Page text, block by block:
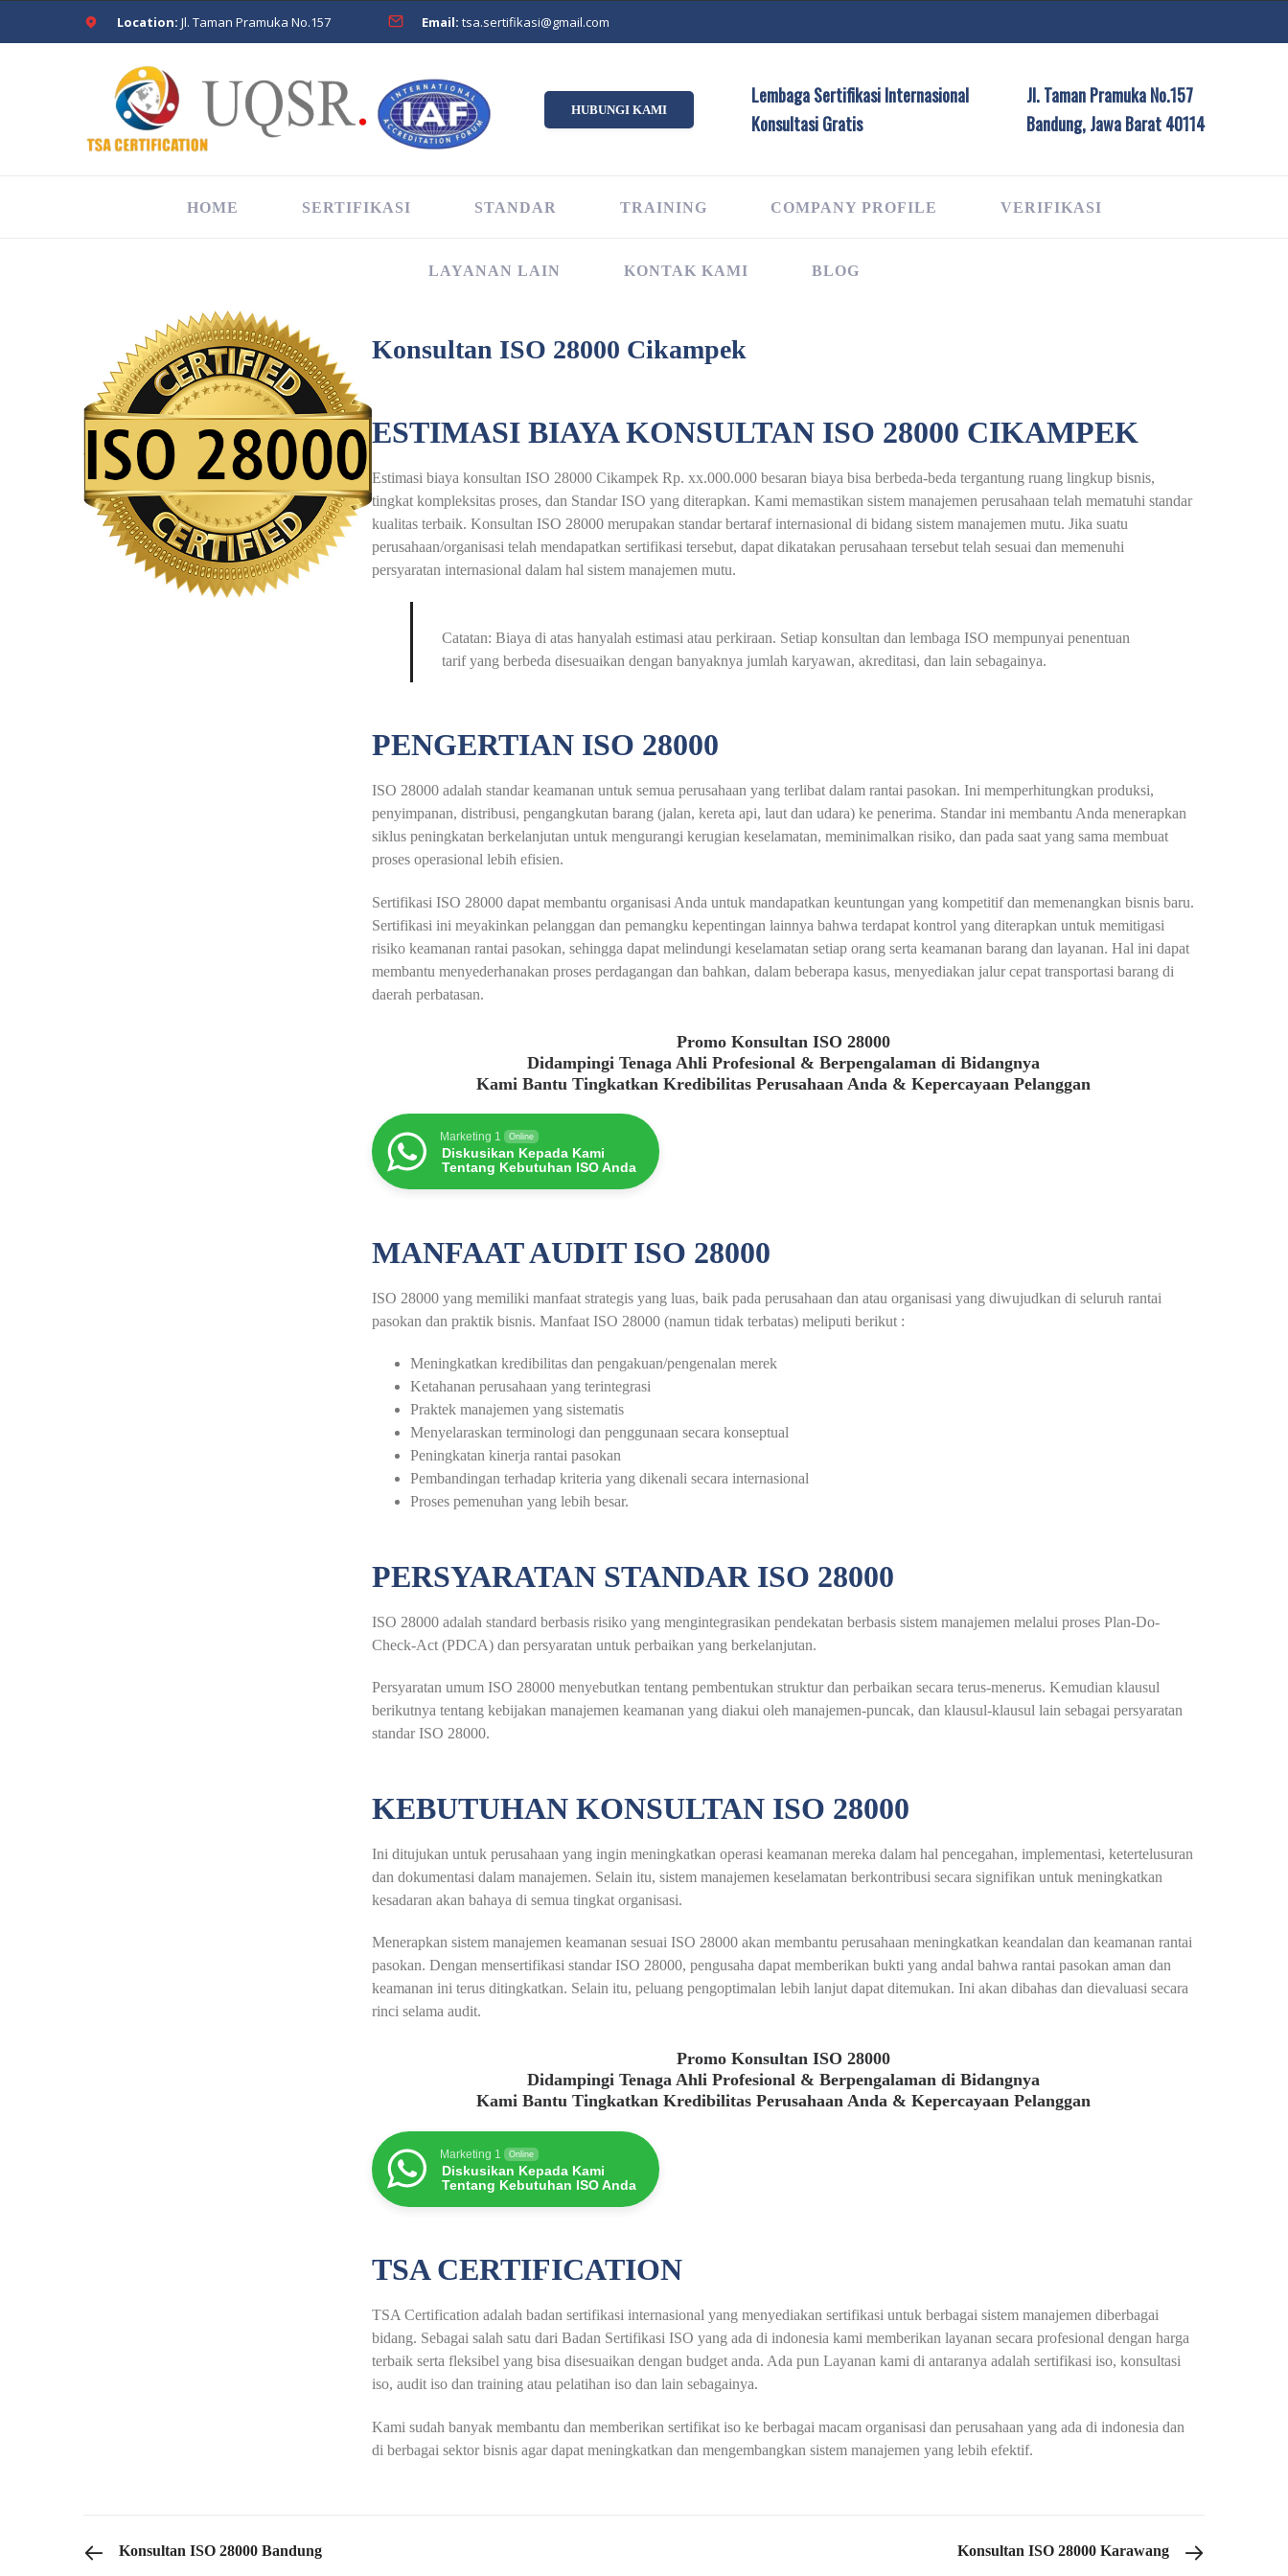
Location: Jl. Taman Pramuka No.157 Email: tsa.sertifikasi@gmail.com
HUBUNGI KAMI
Lembaga Sertifikasi Internasional
Konsultasi Gratis
Jl. Taman Pramuka No.157
Bandung, Jawa Barat 40114
HOME SERTIFIKASI STANDAR TRAINING COMPANY PROFILE VERIFIKASI
LAYANAN LAIN KONTAK KAMI BLOG
Konsultan ISO 28000 Cikampek
ESTIMASI BIAYA KONSULTAN ISO 28000 CIKAMPEK
Estimasi biaya konsultan ISO 28000 Cikampek Rp. xx.000.000 besaran biaya bisa berbeda-beda tergantung ruang lingkup bisnis,
tingkat kompleksitas proses, dan Standar ISO yang diterapkan. Kami memastikan sistem manajemen perusahaan telah mematuhi standar
kualitas terbaik. Konsultan ISO 28000 merupakan standar bertaraf internasional di bidang sistem manajemen mutu. Jika suatu
perusahaan/organisasi telah mendapatkan sertifikasi tersebut, dapat dikatakan perusahaan tersebut telah sesuai dan memenuhi
persyaratan internasional dalam hal sistem manajemen mutu.
Catatan: Biaya di atas hanyalah estimasi atau perkiraan. Setiap konsultan dan lembaga ISO mempunyai penentuan
tarif yang berbeda disesuaikan dengan banyaknya jumlah karyawan, akreditasi, dan lain sebagainya.
PENGERTIAN ISO 28000
ISO 28000 adalah standar keamanan untuk semua perusahaan yang terlibat dalam rantai pasokan. Ini memperhitungkan produksi,
penyimpanan, distribusi, pengangkutan barang (jalan, kereta api, laut dan udara) ke penerima. Standar ini membantu Anda menerapkan
siklus peningkatan berkelanjutan untuk mengurangi kerugian keselamatan, meminimalkan risiko, dan pada saat yang sama membuat
proses operasional lebih efisien.
Sertifikasi ISO 28000 dapat membantu organisasi Anda untuk mandapatkan keuntungan yang kompetitif dan memenangkan bisnis baru.
Sertifikasi ini meyakinkan pelanggan dan pemangku kepentingan lainnya bahwa terdapat kontrol yang diterapkan untuk memitigasi
risiko keamanan rantai pasokan, sehingga dapat melindungi keselamatan setiap orang serta keamanan barang dan layanan. Hal ini dapat
membantu menyederhanakan proses perdagangan dan bahkan, dalam beberapa kasus, menyediakan jalur cepat transportasi barang di
daerah perbatasan.
Promo Konsultan ISO 28000
Didampingi Tenaga Ahli Profesional & Berpengalaman di Bidangnya
Kami Bantu Tingkatkan Kredibilitas Perusahaan Anda & Kepercayaan Pelanggan
Marketing 1 Online
Diskusikan Kepada Kami
Tentang Kebutuhan ISO Anda
MANFAAT AUDIT ISO 28000
ISO 28000 yang memiliki manfaat strategis yang luas, baik pada perusahaan dan atau organisasi yang diwujudkan di seluruh rantai
pasokan dan praktik bisnis. Manfaat ISO 28000 (namun tidak terbatas) meliputi berikut :
Meningkatkan kredibilitas dan pengakuan/pengenalan merek
Ketahanan perusahaan yang terintegrasi
Praktek manajemen yang sistematis
Menyelaraskan terminologi dan penggunaan secara konseptual
Peningkatan kinerja rantai pasokan
Pembandingan terhadap kriteria yang dikenali secara internasional
Proses pemenuhan yang lebih besar.
PERSYARATAN STANDAR ISO 28000
ISO 28000 adalah standard berbasis risiko yang mengintegrasikan pendekatan berbasis sistem manajemen melalui proses Plan-Do-
Check-Act (PDCA) dan persyaratan untuk perbaikan yang berkelanjutan.
Persyaratan umum ISO 28000 menyebutkan tentang pembentukan struktur dan perbaikan secara terus-menerus. Kemudian klausul
berikutnya tentang kebijakan manajemen keamanan yang diakui oleh manajemen-puncak, dan klausul-klausul lain sebagai persyaratan
standar ISO 28000.
KEBUTUHAN KONSULTAN ISO 28000
Ini ditujukan untuk perusahaan yang ingin meningkatkan operasi keamanan mereka dalam hal pencegahan, implementasi, ketertelusuran
dan dokumentasi dalam manajemen. Selain itu, sistem manajemen keselamatan berkontribusi secara signifikan untuk meningkatkan
kesadaran akan bahaya di semua tingkat organisasi.
Menerapkan sistem manajemen keamanan sesuai ISO 28000 akan membantu perusahaan meningkatkan keandalan dan keamanan rantai
pasokan. Dengan mensertifikasi standar ISO 28000, pengusaha dapat memberikan bukti yang andal bahwa rantai pasokan aman dan
keamanan ini terus ditingkatkan. Selain itu, peluang pengoptimalan lebih lanjut dapat ditemukan. Ini akan dibahas dan dievaluasi secara
rinci selama audit.
Promo Konsultan ISO 28000
Didampingi Tenaga Ahli Profesional & Berpengalaman di Bidangnya
Kami Bantu Tingkatkan Kredibilitas Perusahaan Anda & Kepercayaan Pelanggan
Marketing 1 Online
Diskusikan Kepada Kami
Tentang Kebutuhan ISO Anda
TSA CERTIFICATION
TSA Certification adalah badan sertifikasi internasional yang menyediakan sertifikasi untuk berbagai sistem manajemen diberbagai
bidang. Sebagai salah satu dari Badan Sertifikasi ISO yang ada di indonesia kami memberikan layanan secara profesional dengan harga
terbaik serta fleksibel yang bisa disesuaikan dengan budget anda. Ada pun Layanan kami di antaranya adalah sertifikasi iso, konsultasi
iso, audit iso dan training atau pelatihan iso dan lain sebagainya.
Kami sudah banyak membantu dan memberikan sertifikat iso ke berbagai macam organisasi dan perusahaan yang ada di indonesia dan
di berbagai sektor bisnis agar dapat meningkatkan dan mengembangkan sistem manajemen yang lebih efektif.
PREVIOUS POST
Konsultan ISO 28000 Bandung Konsultan ISO 28000 Karawang